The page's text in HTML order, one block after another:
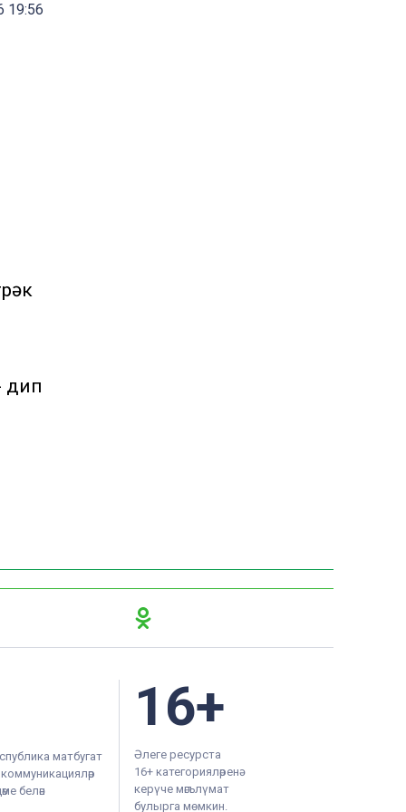
19:56
дип
матбугат
коммуникацияләр
белән
16+
Әлеге ресурста
16+ категорияләренә
керүче мәгълүмат
булырга мөмкин.